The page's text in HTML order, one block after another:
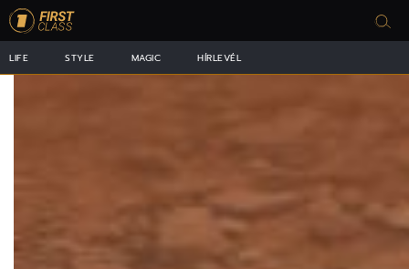
LIFE STYLE MAGIC HÍRLEVÉL